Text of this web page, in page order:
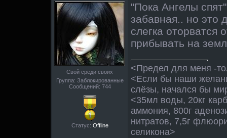
Свой среди своих
Группа: Заблокированные
Сообщений: 744
Статус: Offline
"Пока Ангелы
забавная.. но это
слегка оторватся
прибывать на
<Предел для меня -
<Если бы наши
слёзы, начался бы
<35мл воды, 20кг
аммония, 800г
нитратов, 7,5г
селикона>